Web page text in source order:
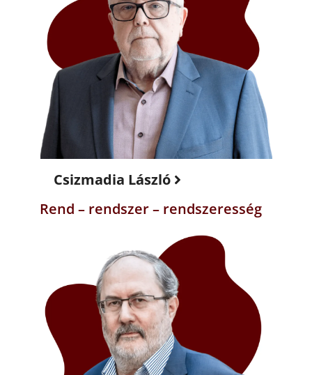
Csizmadia László
Rend – rendszer – rendszeresség